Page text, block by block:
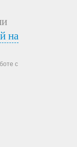
на
с